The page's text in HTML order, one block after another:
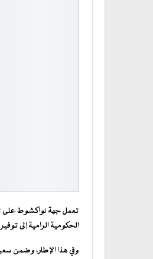
تعمل جهة نواكشوط على
الحكومية الرامية إلى
وفي هذا الإطار، وضمن